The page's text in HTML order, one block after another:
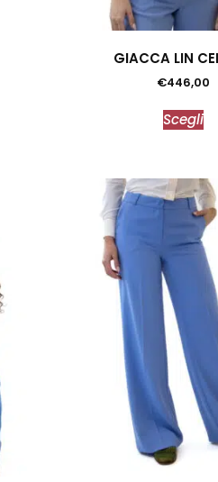
GIACCA LIN
€446,00
Scegli